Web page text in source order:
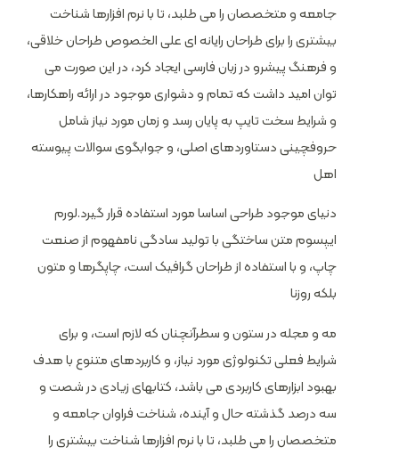
جامعه و متخصصان را می طلبد، تا با نرم افزارها شناخت
بیشتری را برای طراحان رایانه ای علی الخصوص طراحان خلاقی،
و فرهنگ پیشرو در زبان فارسی ایجاد کرد، در این صورت می
توان امید داشت که تمام و دشواری موجود در ارائه راهکارها،
و شرایط سخت تایپ به پایان رسد و زمان مورد نیاز شامل
حروفچینی دستاوردهای اصلی، و جوابگوی سوالات پیوسته
اهل
دنیای موجود طراحی اساسا مورد استفاده قرار گیرد.لورم
ایپسوم متن ساختگی با تولید سادگی نامفهوم از صنعت
چاپ، و با استفاده از طراحان گرافیک است، چاپگرها و متون
بلکه روزنا
مه و مجله در ستون و سطرآنچنان که لازم است، و برای
شرایط فعلی تکنولوژی مورد نیاز، و کاربردهای متنوع با هدف
بهبود ابزارهای کاربردی می باشد، کتابهای زیادی در شصت و
سه درصد گذشته حال و آینده، شناخت فراوان جامعه و
متخصصان را می طلبد، تا با نرم افزارها شناخت بیشتری را